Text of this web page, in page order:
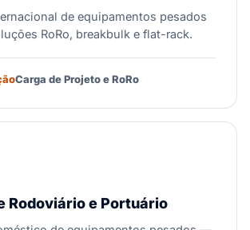
de equipamentos pesados
RoRo, breakbulk e flat-rack.
Carga de Projeto e RoRo
Rodoviário e Portuário